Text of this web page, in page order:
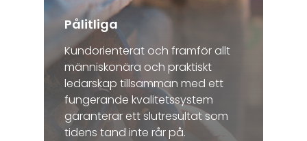
Pålitliga
Kundorienterat och framför allt
människonära och praktiskt
ledarskap tillsamman med ett
fungerande kvalitetssystem
garanterar ett slutresultat som
tidens tand inte rår på.